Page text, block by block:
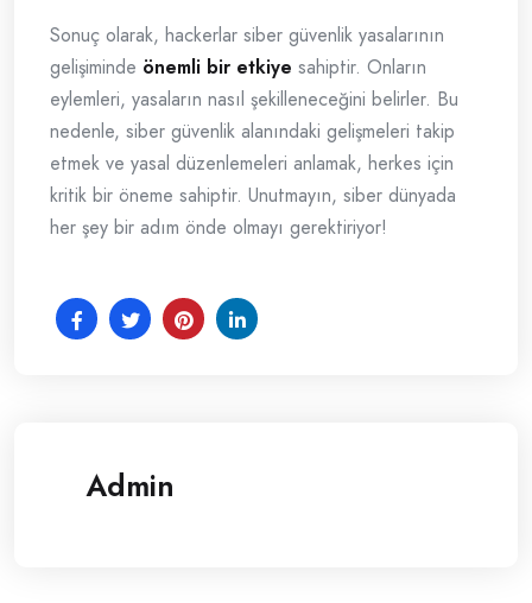
Sonuç olarak, hackerlar siber güvenlik yasalarının
gelişiminde önemli bir etkiye sahiptir. Onların
eylemleri, yasaların nasıl şekilleneceğini belirler. Bu
nedenle, siber güvenlik alanındaki gelişmeleri takip
etmek ve yasal düzenlemeleri anlamak, herkes için
kritik bir öneme sahiptir. Unutmayın, siber dünyada
her şey bir adım önde olmayı gerektiriyor!
Admin